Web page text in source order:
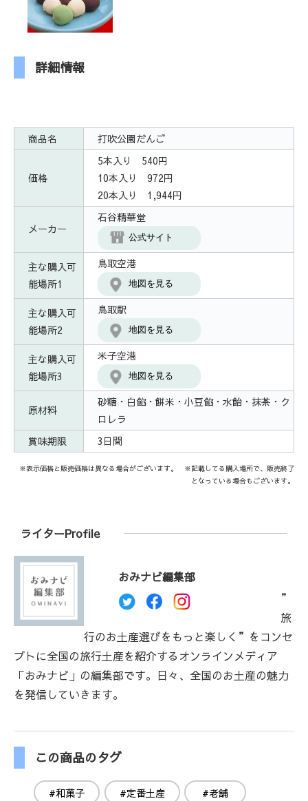
詳細情報
商品名 打吹公園だんご
価格
5本入り 540円
10本入り 972円
20本入り 1,944円
メーカー
石谷精華堂
公式サイト
主な購入可
能場所1
鳥取空港
地図を見る
主な購入可
能場所2
鳥取駅
地図を見る
主な購入可
能場所3
米子空港
地図を見る
原材料
砂糖・白餡・餅米・小豆餡・水飴・抹茶・ク
ロレラ
賞味期限
3日間
※表示価格と販売価格は異なる場合がございます。 ※記載してる購入場所で、販売終了
となっている場合もございます。
ライターProfile
おみナビ編集部
”
旅
行のお土産選びをもっと楽しく”をコンセ
プトに全国の旅行土産を紹介するオンラインメディア
「おみナビ」の編集部です。日々、全国のお土産の魅力
を発信していきます。
この商品のタグ
#和菓子 #定番土産 #老舗